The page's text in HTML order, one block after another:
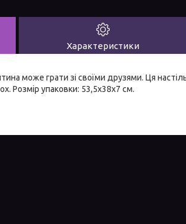
Характеристики
може грати зі своїми друзями. Ця
Розмір упаковки: 53,5х38х7 см.